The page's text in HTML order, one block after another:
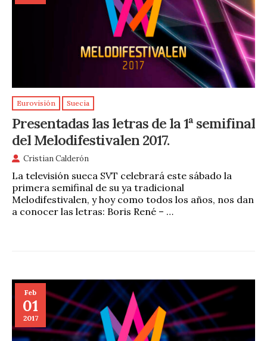
Eurovisión Suecia
Presentadas las letras de la 1ª semifinal
del Melodifestivalen 2017.
Cristian Calderón
La televisión sueca SVT celebrará este sábado la
primera semifinal de su ya tradicional
Melodifestivalen, y hoy como todos los años, nos dan
a conocer las letras: Boris René – …
Feb
01
2017